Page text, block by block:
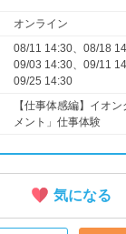
オンライン
08/11 14:30、08/18
09/03 14:30、09/11
09/25 14:30
【仕事体感編】イオ
メント」仕事体験
気になる